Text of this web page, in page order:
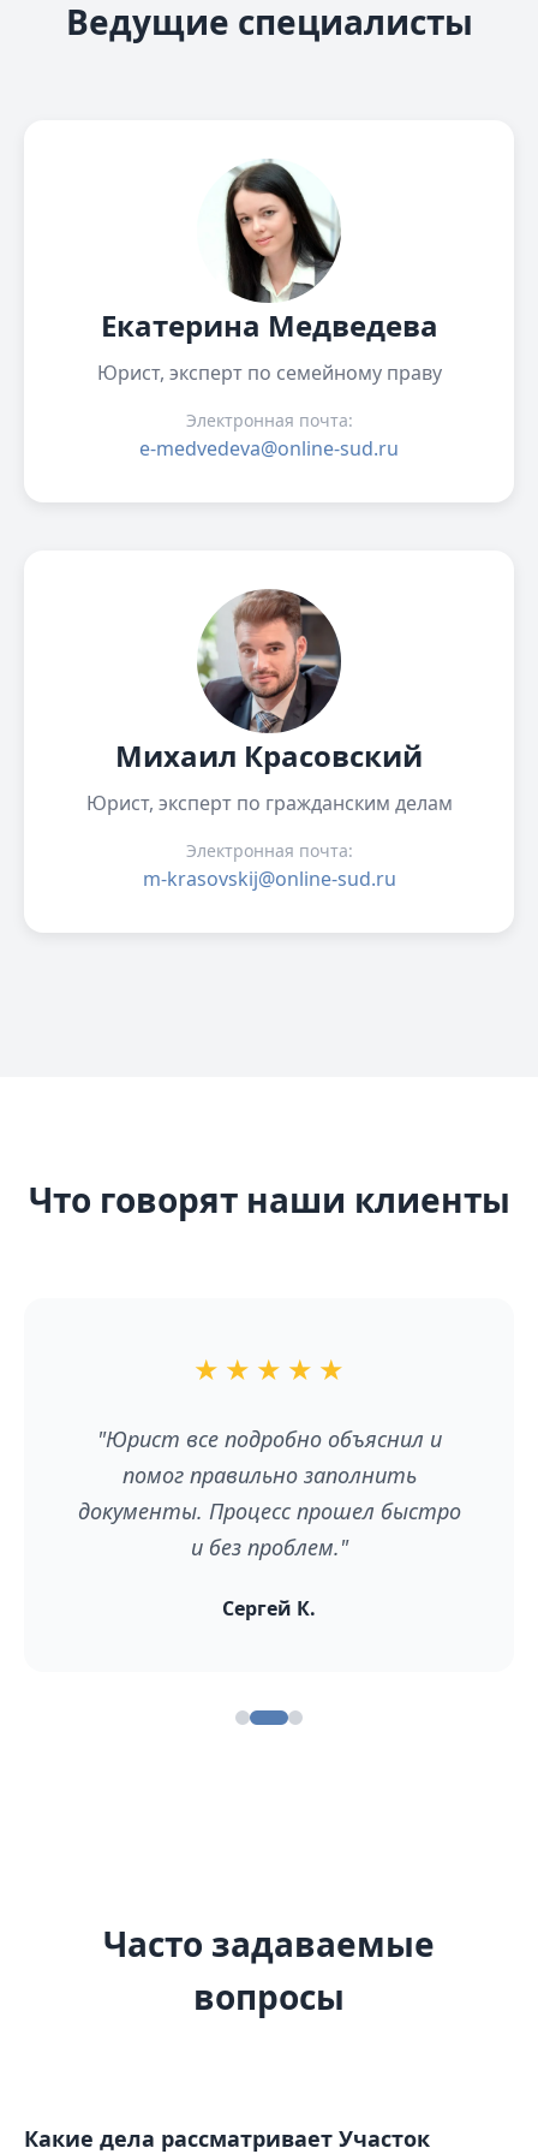
Ведущие специалисты
Екатерина Медведева
Юрист, эксперт по семейному праву
Электронная почта:
e-medvedeva@online-sud.ru
Михаил Красовский
Юрист, эксперт по гражданским делам
Электронная почта:
m-krasovskij@online-sud.ru
Что говорят наши клиенты
★ ★ ★ ★ ★
"Юрист все подробно объяснил и
помог правильно заполнить
документы. Процесс прошел быстро
и без проблем."
Сергей К.
Часто задаваемые
вопросы
Какие дела рассматривает Участок